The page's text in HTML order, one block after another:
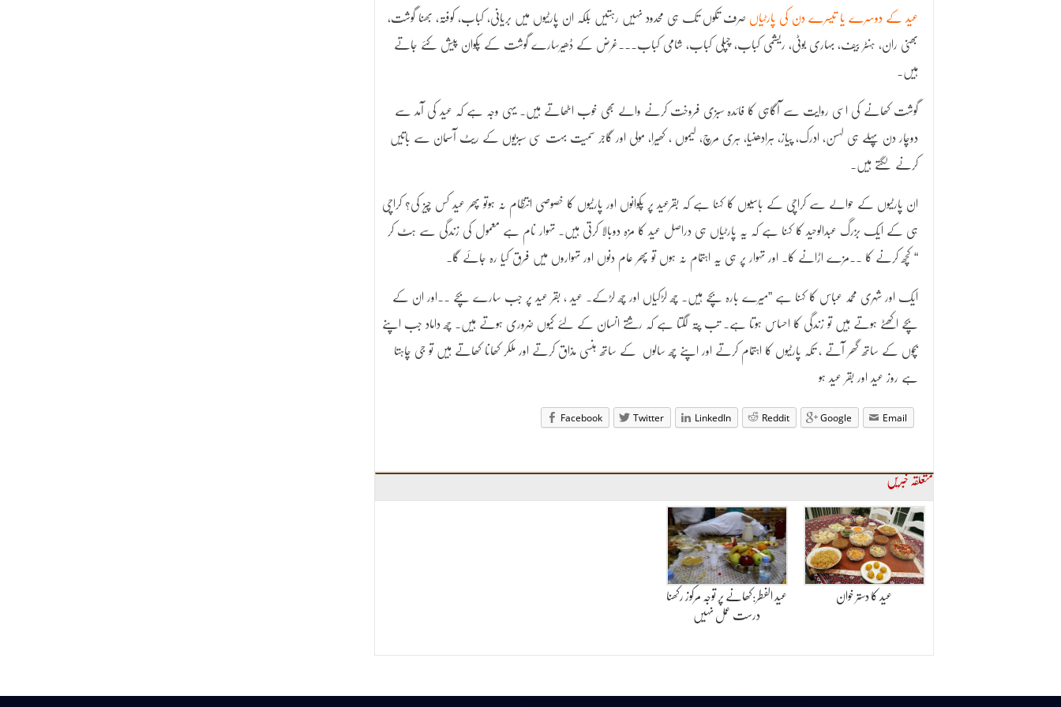
عید کے دوسرے یا تیسرے دن کی پارٹیاں صرف تکوں تک ہی محدود نہیں رہتیں بلکہ ان پارٹیوں میں بریانی، کباب، کوفتہ، بھنا گوشت،
بھنی ران، ہنٹر بیف، بہاری بوٹی، ریشمی کباب، چپلی کباب، شامی کباب۔۔۔غرض کے ڈھیرسارے گوشت کے پکوان پیش کئے جاتے
ہیں۔
گوشت کھانے کی اسی روایت سے آگاہی کا فائدہ سبزی فروخت کرنے والے بھی خوب اٹھاتے ہیں۔ یہی وجہ ہے کہ عید کی آمد سے
دوچار دن پہلے ہی لہسن، ادرک، پیاز، ہرادھنیا، ہری مرچ، لیموں ، کھیرا، مولی اور گاجر سمیت بہت سی سبزیوں کے ریٹ آسمان سے باتیں
کرنے لگتے ہیں۔
ان پارٹیوں کے حوالے سے کراچی کے باسیوں کا کہنا ہے کہ بقرعید پر پکوانوں اور پارٹیوں کا خصوصی انتظام نہ ہوتو پھر عید کس چیز کی؟ کراچی
ہی کے ایک بزرگ عبدالوحید کا کہنا ہے کہ یہ پارٹیاں ہی دراصل عید کا مزہ دوبالا کرتی ہیں۔ تہوار نام ہے معمول کی زندگی سے ہٹ کر
کچھ کرنے کا ۔۔مزے اڑانے کا۔ اور تہوار پر ہی یہ اہتمام نہ ہوں تو پھر عام دنوں اور تہواروں میں فرق کیا رہ جائے گا۔ “
ایک اور شہری محمد عباس کا کہنا ہے ”میرے بارہ بچے ہیں۔ چھ لڑکیاں اور چھ لڑکے۔ عید ، بقر عید پر جب سارے بچے ۔۔اور ان کے
بچے اکھٹے ہوتے ہیں تو زندگی کا احساس ہوتا ہے۔ تب پتہ لگتا ہے کہ رشتے انسان کے لئے کیوں ضروری ہوتے ہیں۔ چھ داماد جب اپنے
بچوں کے ساتھ گھر آتے ، تکہ پارٹیوں کا اہتمام کرتے اور اپنے چھ سالوں کے ساتھ ہنسی مذاق کرتے اور ملکر کھانا کھاتے ہیں تو جی چاہتا
ہے روز عید اور بقر عید ہو
Facebook Twitter LinkedIn Reddit Google Email
متعلقہ خبریں
عید کا دستر خوان
عید الفطر:کھانے پر توجہ مرکوز رکھنا
درست عمل نہیں